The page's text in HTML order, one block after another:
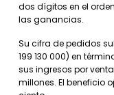
dos dígitos en el
las ganancias.
Su cifra de pedidos
199 130 000) en
sus ingresos por
millones. El beneficio